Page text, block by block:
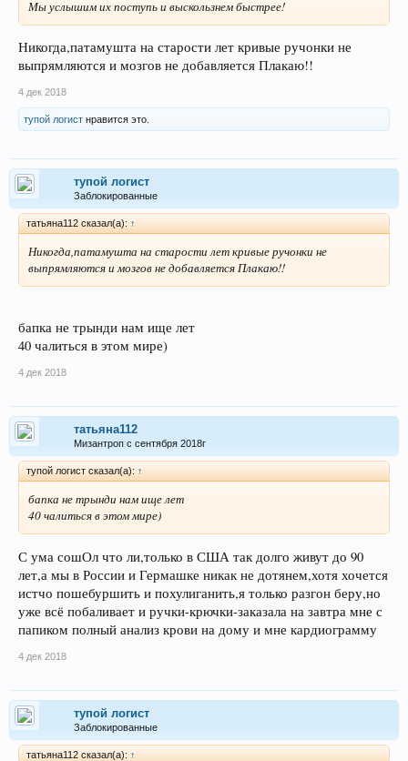
Мы услышим их поступь и выскользнем быстрее!
Никогда,патамушта на старости лет кривые ручонки не
выпрямляются и мозгов не добавляется Плакаю!!
4 дек 2018
тупой логист нравится это.
тупой логист
Заблокированные
татьяна112 сказал(а): ↑
Никогда,патамушта на старости лет кривые ручонки не
выпрямляются и мозгов не добавляется Плакаю!!
бапка не трынди нам ище лет
40 чалиться в этом мире)
4 дек 2018
татьяна112
Мизантроп с сентября 2018г
тупой логист сказал(а): ↑
бапка не трынди нам ище лет
40 чалиться в этом мире)
С ума сошОл что ли,только в США так долго живут до 90
лет,а мы в России и Гермашке никак не дотянем,хотя хочется
истчо пошебуршить и похулиганить,я только разгон беру,но
уже всё побаливает и ручки-крючки-заказала на завтра мне с
папиком полный анализ крови на дому и мне кардиограмму
4 дек 2018
тупой логист
Заблокированные
татьяна112 сказал(а): ↑